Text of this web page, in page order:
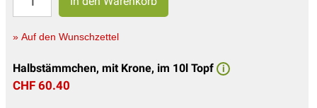
» Auf den Wunschzettel
Halbstämmchen, mit Krone, im 10l Topf i
CHF 60.40